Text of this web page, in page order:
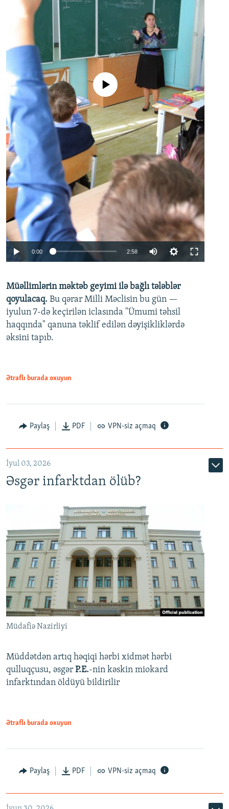
Auto 240p 360p 480p
720p 1080p
No media source currently available
0:00 2:58
360p
480p
720p
Müəllimlərin məktəb geyimi ilə bağlı tələblər
qoyulacaq. Bu qərar Milli Məclisin bu gün —
iyulun 7-də keçirilən iclasında "Ümumi təhsil
haqqında" qanuna təklif edilən dəyişikliklərdə
əksini tapıb.
Ətraflı burada oxuyun
Paylaş PDF VPN-siz açmaq
İyul 03, 2026
Əsgər infarktdan ölüb?
Müdafiə Nazirliyi
Müddətdən artıq həqiqi hərbi xidmət hərbi
qulluqçusu, əsgər P.E.-nin kəskin miokard
infarktından öldüyü bildirilir
Ətraflı burada oxuyun
Paylaş PDF VPN-siz açmaq